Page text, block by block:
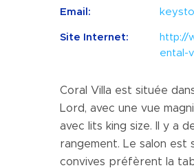
Email:
Site Internet:
http://
ental-
Coral Villa est située
Lord, avec une vue
avec lits king size. Il y a
rangement. Le salon est
convives préfèrent la